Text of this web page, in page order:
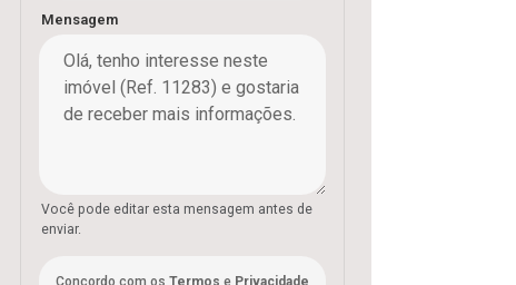
Mensagem
Você pode editar esta mensagem antes de
enviar.
Concordo com os Termos e Privacidade